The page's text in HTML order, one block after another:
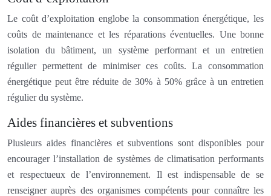
Le coût d’exploitation englobe la consommation énergétique, les
coûts de maintenance et les réparations éventuelles. Une bonne
isolation du bâtiment, un système performant et un entretien
régulier permettent de minimiser ces coûts. La consommation
énergétique peut être réduite de 30% à 50% grâce à un entretien
régulier du système.
Aides financières et subventions
Plusieurs aides financières et subventions sont disponibles pour
encourager l’installation de systèmes de climatisation performants
et respectueux de l’environnement. Il est indispensable de se
renseigner auprès des organismes compétents pour connaître les